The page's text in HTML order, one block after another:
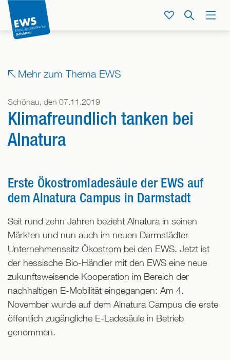
Direkt
zum
Inhalt
Menü
Suche
Service
Mehr zum Thema EWS
Schönau, den 07.11.2019
Klimafreundlich tanken bei
Alnatura
Erste Ökostromladesäule der EWS auf
dem Alnatura Campus in Darmstadt
Seit rund zehn Jahren bezieht Alnatura in seinen
Märkten und nun auch im neuen Darmstädter
Unternehmenssitz Ökostrom bei den EWS. Jetzt ist
der hessische Bio-Händler mit den EWS eine neue
zukunftsweisende Kooperation im Bereich der
nachhaltigen E-Mobilität eingegangen: Am 4.
November wurde auf dem Alnatura Campus die erste
öffentlich zugängliche E-Ladesäule in Betrieb
genommen.